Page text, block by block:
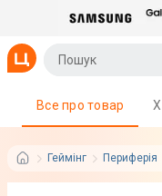
Геймінг Периферія
Все про товар